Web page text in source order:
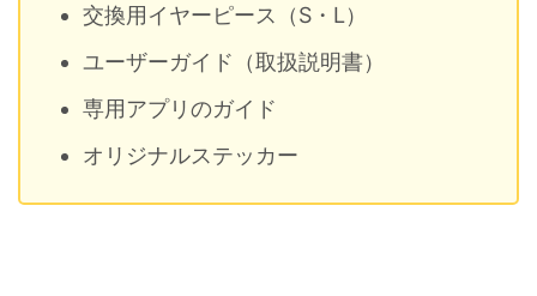
交換用イヤーピース（S・L）
ユーザーガイド（取扱説明書）
専用アプリのガイド
オリジナルステッカー